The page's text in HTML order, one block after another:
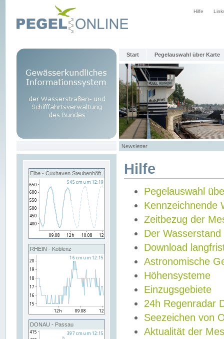
Hilfe
Start Pegelauswahl über Karte
Newsletter
Elbe - Cuxhaven Steubenhöft
RHEIN - Koblenz
DONAU - Passau
Hilfe
Pegelauswahl
Kennzeichnende
Zeitbezug der
Der Wasserstand
Download
Astronomische
Höhensysteme
Einzugsgebiete
24h Regenradar
Seezeichen von
Aktualität der